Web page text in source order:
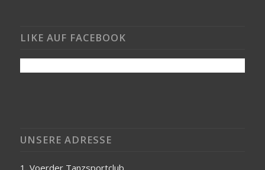
LIKE AUF FACEBOOK
UNSERE ADRESSE